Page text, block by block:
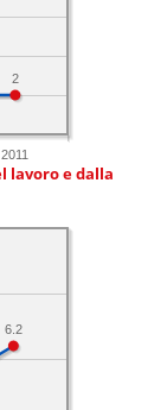
2011
2
lavoro e dalla
6.2